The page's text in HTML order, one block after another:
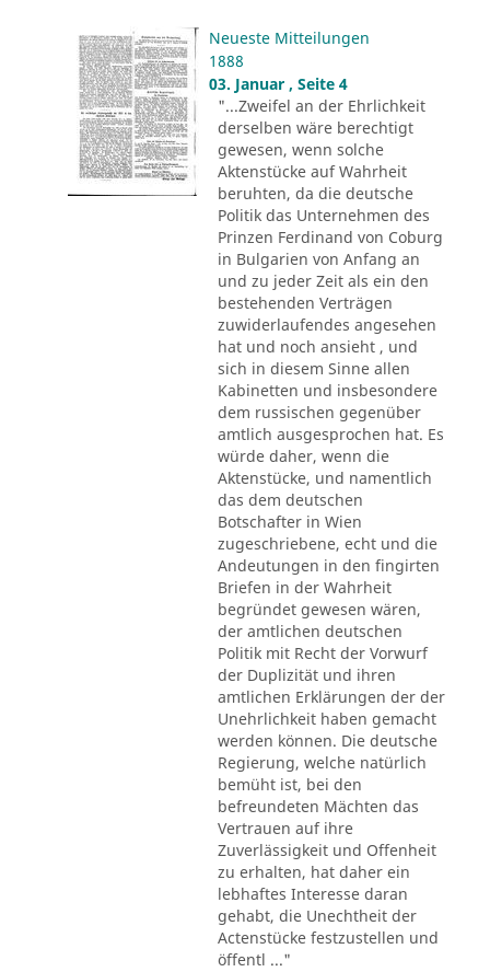
Neueste Mitteilungen
1888
03. Januar , Seite 4
"...Zweifel an der Ehrlichkeit
derselben wäre berechtigt
gewesen, wenn solche
Aktenstücke auf Wahrheit
beruhten, da die deutsche
Politik das Unternehmen des
Prinzen Ferdinand von Coburg
in Bulgarien von Anfang an
und zu jeder Zeit als ein den
bestehenden Verträgen
zuwiderlaufendes angesehen
hat und noch ansieht , und
sich in diesem Sinne allen
Kabinetten und insbesondere
dem russischen gegenüber
amtlich ausgesprochen hat. Es
würde daher, wenn die
Aktenstücke, und namentlich
das dem deutschen
Botschafter in Wien
zugeschriebene, echt und die
Andeutungen in den fingirten
Briefen in der Wahrheit
begründet gewesen wären,
der amtlichen deutschen
Politik mit Recht der Vorwurf
der Duplizität und ihren
amtlichen Erklärungen der der
Unehrlichkeit haben gemacht
werden können. Die deutsche
Regierung, welche natürlich
bemüht ist, bei den
befreundeten Mächten das
Vertrauen auf ihre
Zuverlässigkeit und Offenheit
zu erhalten, hat daher ein
lebhaftes Interesse daran
gehabt, die Unechtheit der
Actenstücke festzustellen und
öffentl ..."